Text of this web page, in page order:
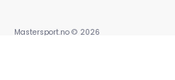
Mastersport.no © 2026